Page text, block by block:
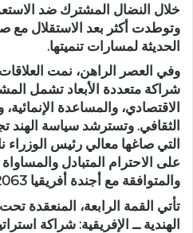
خلال النضال المشترك ضد
وتوطدت أكثر بعد الاستقلال مع
الحديثة لمسارات تنميتها.
وفي العصر الراهن، نمت العلاقات
شراكة متعددة الأبعاد تشمل
الاقتصادي، والمساعدة الإنمائية،
الثقافي. وتسترشد سياسة الهند
التي صاغها معالي رئيس الوزراء
على الاحترام المتبادل
والمتوافقة مع أجندة أفريقيا 2063.
تأتي القمة الرابعة، المنعقدة
الهندية ــ الإفريقية: شراكة